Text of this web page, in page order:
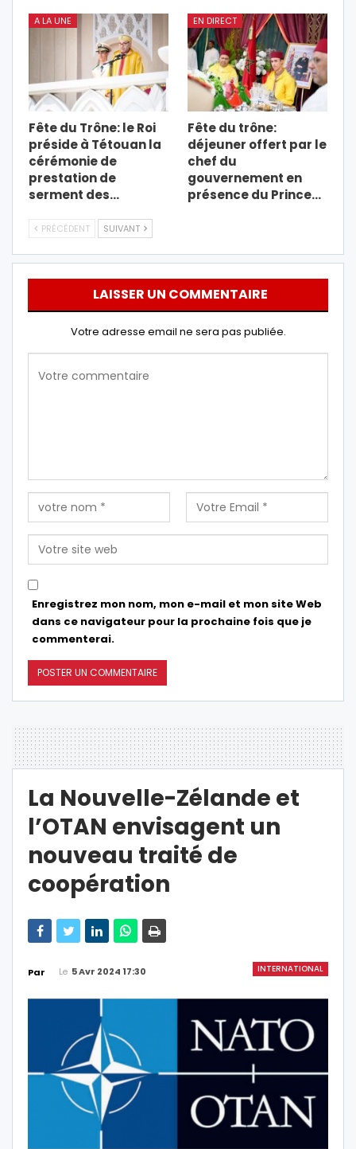
A LA UNE
Fête du Trône: le Roi
préside à Tétouan la
cérémonie de
prestation de
serment des…
EN DIRECT
Fête du trône:
déjeuner offert par le
chef du
gouvernement en
présence du Prince…
PRÉCÉDENT SUIVANT
LAISSER UN COMMENTAIRE
Votre adresse email ne sera pas publiée.
Enregistrez mon nom, mon e-mail et mon site Web
dans ce navigateur pour la prochaine fois que je
commenterai.
La Nouvelle-Zélande et
l’OTAN envisagent un
nouveau traité de
coopération
INTERNATIONAL
Par Le 5 Avr 2024 17:30